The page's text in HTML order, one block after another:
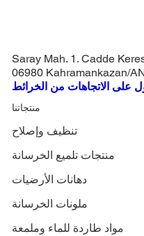
Saray Mah. 1. Cadde
06980 Kahramankazan/
منتجاتنا
تنظيف وإصلاح
منتجات تلميع الخرسانة
دهانات الأرضيات
ملونات الخرسانة
مواد طاردة للماء وملمعة